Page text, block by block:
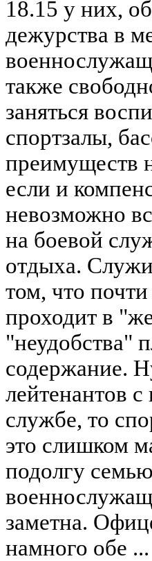
18.15 у них,
дежурства в
также
заняться
спортзалы,
преимуществ
если и
невозможно
на боевой
отдыха.
том, что
проходит в
"неудобства"
содержание.
лейтенантов
службе, то
это слишком
подолгу
заметна.
намного обе ...